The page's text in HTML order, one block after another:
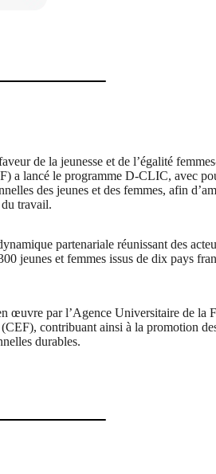
de la jeunesse et de l’égalité
a lancé le programme D-CLIC, avec
des jeunes et des femmes, afin
travail.
partenariale réunissant des
jeunes et femmes issus de dix pays
œuvre par l’Agence Universitaire de la
contribuant ainsi à la promotion
durables.